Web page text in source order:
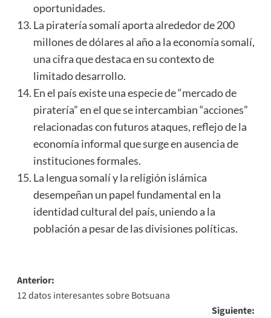
oportunidades.
La piratería somalí aporta alrededor de 200
millones de dólares al año a la economía somalí,
una cifra que destaca en su contexto de
limitado desarrollo.
En el país existe una especie de “mercado de
piratería” en el que se intercambian “acciones”
relacionadas con futuros ataques, reflejo de la
economía informal que surge en ausencia de
instituciones formales.
La lengua somalí y la religión islámica
desempeñan un papel fundamental en la
identidad cultural del país, uniendo a la
población a pesar de las divisiones políticas.
Navegación
de
Anterior:
12 datos interesantes sobre Botsuana
Siguiente: